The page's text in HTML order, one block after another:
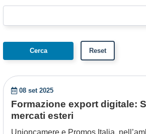
08 set 2025
Formazione export digitale:
mercati esteri
Unioncamere e Promos Italia,